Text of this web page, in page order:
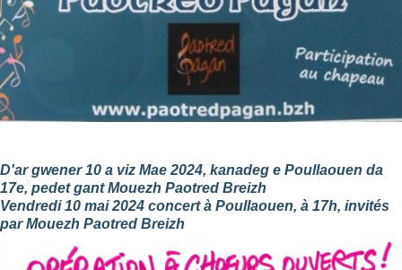
D'ar gwener 10 a viz Mae 2024, kanadeg e Poullaouen da
17e, pedet gant Mouezh Paotred Breizh
Vendredi 10 mai 2024 concert à Poullaouen, à 17h, invités
par Mouezh Paotred Breizh